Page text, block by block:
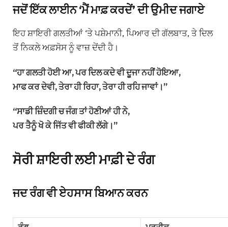
ਜਦੋਂ ਇੱਕ ਲਾਈਨ ‘ਮੈਂ ਮਾਫ਼ ਕਰਦੇਂ’ ਦੀ ਉਮੀਦ ਜਗਾਏ
ਇਹ ਸ਼ਾਇਰੀ ਗਲਤੀਆਂ ‘ਤੇ ਪਸ਼ੇਮਾਨੀ, ਪਿਆਰ ਦੀ ਗੱਲਬਾਤ, ਤੇ ਦਿਲ
ਤੋਂ ਨਿਕਲੇ ਅਫ਼ਸੋਸ ਨੂੰ ਵਾਜ਼ ਦੇਂਦੀ ਹੈ।
“ਹਾ ਗਲਤੀ ਹੋਈ ਆ, ਪਰ ਦਿਲ ਕਦੇ ਵੀ ਦੂਜਾ ਨਹੀਂ ਹੋਇਆ,
ਮਾਫ ਕਰ ਦੇਵੀ, ਤੇਰਾ ਹੀ ਰਿਹਾ, ਤੇਰਾ ਹੀ ਰਹਿ ਜਾਵਾਂ।”
“ਸਾਡੀ ਜ਼ਿੰਦਗੀ ਚ ਜੰਗ ਤਾਂ ਹੋਣੀਆਂ ਹੀ ਨੇ,
ਪਰ ਤੈਨੂੰ ਖੋ ਕੇ ਜਿੱਤ ਵੀ ਫੀਕੀ ਲੱਗੇ।”
ਸੋਰੀ ਸ਼ਾਇਰੀ ਲਈ ਮਾਫ਼ੀ ਦੇ ਰੰਗ
ਜਦ ਰੰਗ ਵੀ ਏਹਸਾਸ ਬਿਆਨ ਕਰਨ